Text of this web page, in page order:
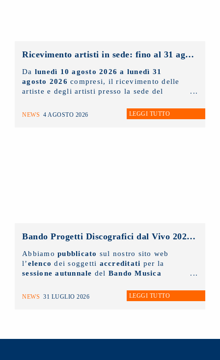
Ricevimento artisti in sede: fino al 31 agosto 2026 solo con appuntamento
Da lunedì 10 agosto 2026 a lunedì 31
agosto 2026 compresi, il ricevimento delle
artiste e degli artisti presso la sede del
esclusivamente tramite appuntamento. Chi
lo desidera può scrivere un'e-mail
NEWS 4 AGOSTO 2026 LEGGI TUTTO
Bando Progetti Discografici dal Vivo 2025 – 2026: pubblicato l’elenco accreditati sessione autunnale
Abbiamo pubblicato sul nostro sito web
l’elenco dei soggetti accreditati per la
sessione autunnale del Bando Musica
2025 - 2026.
NEWS 31 LUGLIO 2026 LEGGI TUTTO